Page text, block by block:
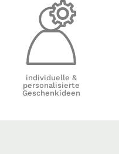
individuelle &
personalisierte
Geschenkideen